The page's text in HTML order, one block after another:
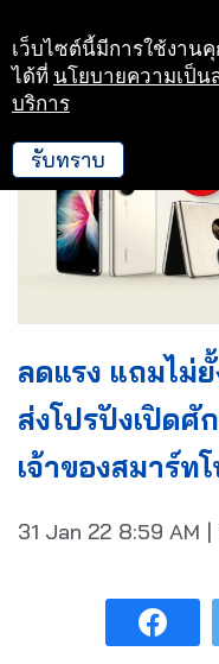
Skip
to
ลดแรง แถมไม่
ส่งโปรปังเปิดศั
เจ้าของสมาร์ท
31 Jan 22 8:59 AM |
เว็บไซต์นี้มีการใช้งานคุ
ได้ที่ นโยบายความเป็น
บริการ
รับทราบ